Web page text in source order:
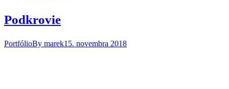
Podkrovie
PortfólioBy marek15. novembra 2018